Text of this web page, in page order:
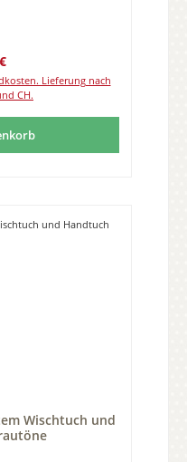
Preis:
Lieferung nach
CH.
Wischtuch und